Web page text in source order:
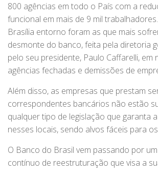
800 agências em todo o País com a
funcional em mais de 9 mil
Brasília entorno foram as que mais
desmonte do banco, feita pela diretoria
pelo seu presidente, Paulo Caffarelli, em
agências fechadas e demissões de
Além disso, as empresas que prestam
correspondentes bancários não estão
qualquer tipo de legislação que garanta
nesses locais, sendo alvos fáceis para
O Banco do Brasil vem passando por
contínuo de reestruturação que visa a